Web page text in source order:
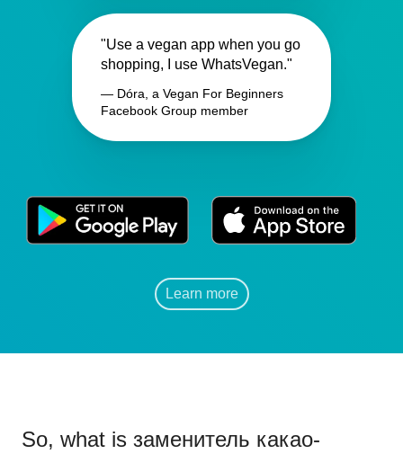
"Use a vegan app when you go
shopping, I use WhatsVegan."
— Dóra, a Vegan For Beginners
Facebook Group member
Learn more
So, what is заменитель какао-